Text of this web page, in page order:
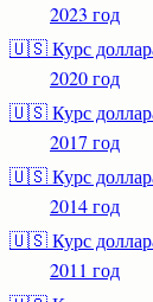
2023 год
🇺🇸 Курс
2020 год
🇺🇸 Курс
2017 год
🇺🇸 Курс
2014 год
🇺🇸 Курс
2011 год